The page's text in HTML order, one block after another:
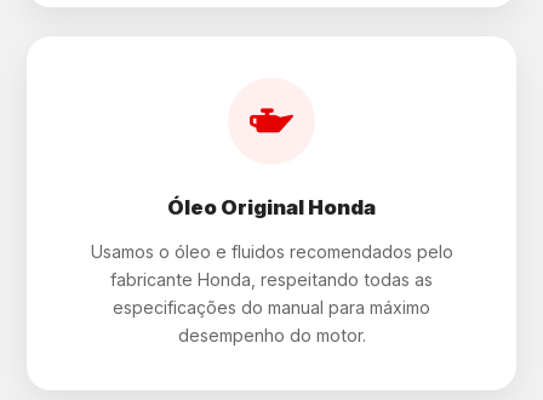
Óleo Original Honda
Usamos o óleo e fluidos recomendados pelo
fabricante Honda, respeitando todas as
especificações do manual para máximo
desempenho do motor.